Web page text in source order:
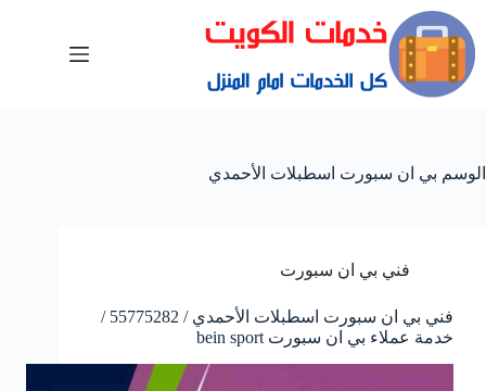
الوسم بي ان سبورت اسطبلات الأحمدي
فني بي ان سبورت
فني بي ان سبورت اسطبلات الأحمدي / 55775282 /
خدمة عملاء بي ان سبورت bein sport